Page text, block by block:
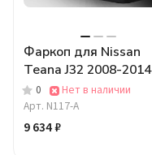
Фаркоп для Nissan
Teana J32 2008-2014
0
Нет в наличии
Арт. N117-A
9 634 ₽